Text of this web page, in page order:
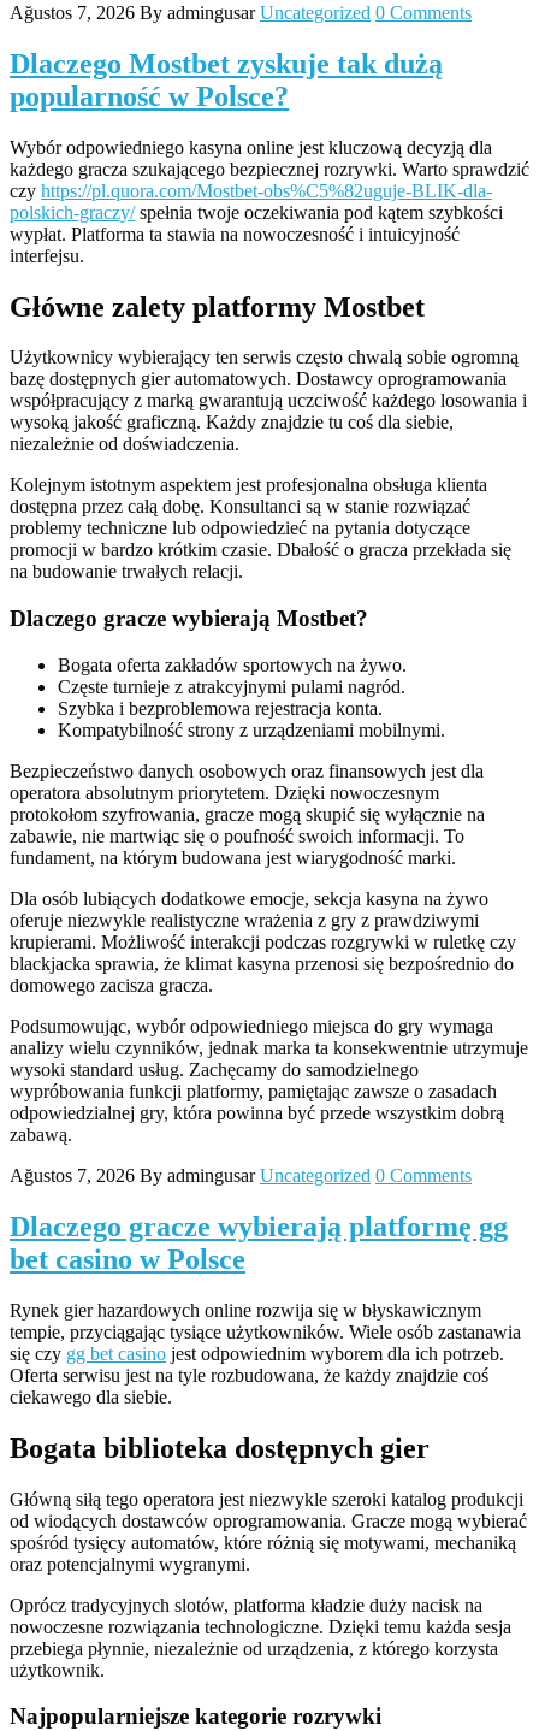
Ağustos 7, 2026 By admingusar Uncategorized 0 Comments
Dlaczego Mostbet zyskuje tak dużą
popularność w Polsce?
Wybór odpowiedniego kasyna online jest kluczową decyzją dla
każdego gracza szukającego bezpiecznej rozrywki. Warto sprawdzić
czy https://pl.quora.com/Mostbet-obs%C5%82uguje-BLIK-dla-
polskich-graczy/spełnia twoje oczekiwania pod kątem szybkości
wypłat. Platforma ta stawia na nowoczesność i intuicyjność
interfejsu.
Główne zalety platformy Mostbet
Użytkownicy wybierający ten serwis często chwalą sobie ogromną
bazę dostępnych gier automatowych. Dostawcy oprogramowania
współpracujący z marką gwarantują uczciwość każdego losowania i
wysoką jakość graficzną. Każdy znajdzie tu coś dla siebie,
niezależnie od doświadczenia.
Kolejnym istotnym aspektem jest profesjonalna obsługa klienta
dostępna przez całą dobę. Konsultanci są w stanie rozwiązać
problemy techniczne lub odpowiedzieć na pytania dotyczące
promocji w bardzo krótkim czasie. Dbałość o gracza przekłada się
na budowanie trwałych relacji.
Dlaczego gracze wybierają Mostbet?
Bogata oferta zakładów sportowych na żywo.
Częste turnieje z atrakcyjnymi pulami nagród.
Szybka i bezproblemowa rejestracja konta.
Kompatybilność strony z urządzeniami mobilnymi.
Bezpieczeństwo danych osobowych oraz finansowych jest dla
operatora absolutnym priorytetem. Dzięki nowoczesnym
protokołom szyfrowania, gracze mogą skupić się wyłącznie na
zabawie, nie martwiąc się o poufność swoich informacji. To
fundament, na którym budowana jest wiarygodność marki.
Dla osób lubiących dodatkowe emocje, sekcja kasyna na żywo
oferuje niezwykle realistyczne wrażenia z gry z prawdziwymi
krupierami. Możliwość interakcji podczas rozgrywki w ruletkę czy
blackjacka sprawia, że klimat kasyna przenosi się bezpośrednio do
domowego zacisza gracza.
Podsumowując, wybór odpowiedniego miejsca do gry wymaga
analizy wielu czynników, jednak marka ta konsekwentnie utrzymuje
wysoki standard usług. Zachęcamy do samodzielnego
wypróbowania funkcji platformy, pamiętając zawsze o zasadach
odpowiedzialnej gry, która powinna być przede wszystkim dobrą
zabawą.
Ağustos 7, 2026 By admingusar Uncategorized 0 Comments
Dlaczego gracze wybierają platformę gg
bet casino w Polsce
Rynek gier hazardowych online rozwija się w błyskawicznym
tempie, przyciągając tysiące użytkowników. Wiele osób zastanawia
się czy gg bet casino jest odpowiednim wyborem dla ich potrzeb.
Oferta serwisu jest na tyle rozbudowana, że każdy znajdzie coś
ciekawego dla siebie.
Bogata biblioteka dostępnych gier
Główną siłą tego operatora jest niezwykle szeroki katalog produkcji
od wiodących dostawców oprogramowania. Gracze mogą wybierać
spośród tysięcy automatów, które różnią się motywami, mechaniką
oraz potencjalnymi wygranymi.
Oprócz tradycyjnych slotów, platforma kładzie duży nacisk na
nowoczesne rozwiązania technologiczne. Dzięki temu każda sesja
przebiega płynnie, niezależnie od urządzenia, z którego korzysta
użytkownik.
Najpopularniejsze kategorie rozrywki